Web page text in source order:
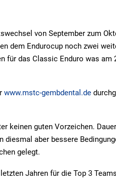
von September zum
dem Endurocup noch zwei
für das Classic Enduro was
www.mstc-gembdental.de
keinen guten Vorzeichen.
diesmal aber bessere
gelegt.
Jahren für die Top 3